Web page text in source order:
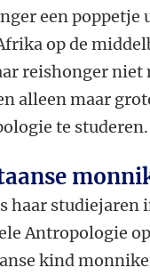
een poppetje
op de
reishonger niet
alleen maar
te studeren.
haar studiejaren
Antropologie
kind